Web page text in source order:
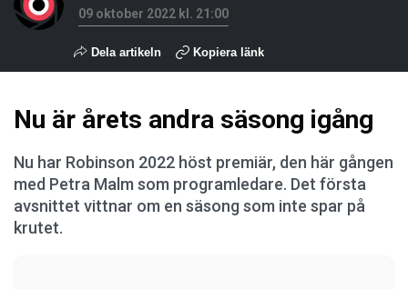
09 oktober 2022 kl. 21:00
Dela artikeln Kopiera länk
Nu är årets andra säsong igång
Nu har Robinson 2022 höst premiär, den här gången
med Petra Malm som programledare. Det första
avsnittet vittnar om en säsong som inte spar på
krutet.